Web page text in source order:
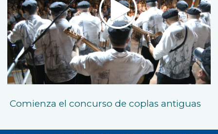
Comienza el concurso de coplas antiguas